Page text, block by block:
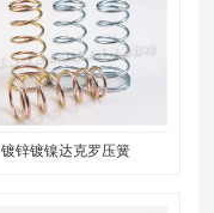
镀锌镀镍达克罗压簧